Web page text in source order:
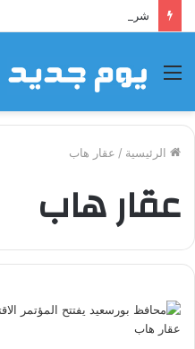
شراكة إيجي تاورز مع بلدينا..
القائمة
الرئيسية / عقار هاب
عقار هاب